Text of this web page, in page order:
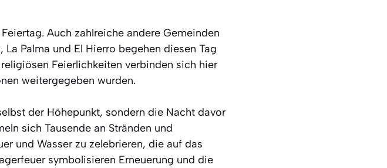
Auch zahlreiche andere Gemeinden
Palma und El Hierro begehen diesen Tag
Feierlichkeiten verbinden sich hier
weitergegeben wurden.
der Höhepunkt, sondern die Nacht davor
sich Tausende an Stränden und
und Wasser zu zelebrieren, die auf das
symbolisieren Erneuerung und die